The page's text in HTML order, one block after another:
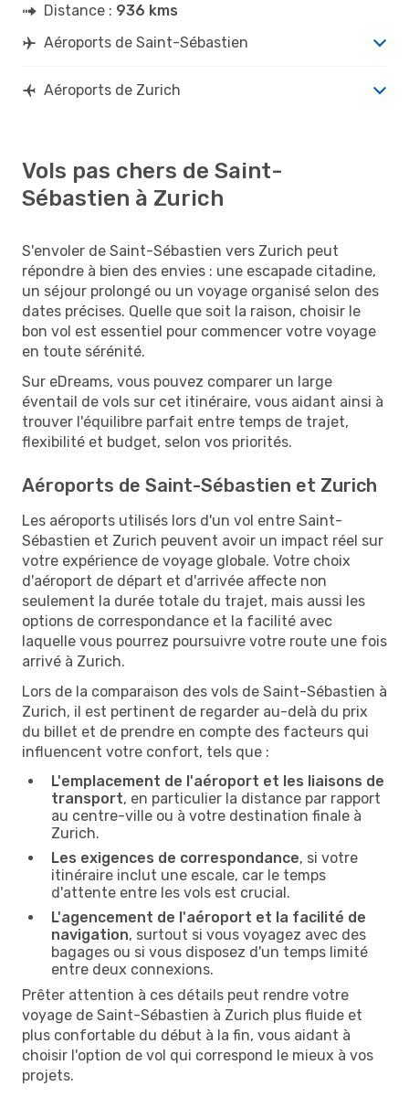
Distance : 936 kms
Aéroports de Saint-Sébastien
Aéroports de Zurich
Vols pas chers de Saint-
Sébastien à Zurich
S'envoler de Saint-Sébastien vers Zurich peut
répondre à bien des envies : une escapade citadine,
un séjour prolongé ou un voyage organisé selon des
dates précises. Quelle que soit la raison, choisir le
bon vol est essentiel pour commencer votre voyage
en toute sérénité.
Sur eDreams, vous pouvez comparer un large
éventail de vols sur cet itinéraire, vous aidant ainsi à
trouver l'équilibre parfait entre temps de trajet,
flexibilité et budget, selon vos priorités.
Aéroports de Saint-Sébastien et Zurich
Les aéroports utilisés lors d'un vol entre Saint-
Sébastien et Zurich peuvent avoir un impact réel sur
votre expérience de voyage globale. Votre choix
d'aéroport de départ et d'arrivée affecte non
seulement la durée totale du trajet, mais aussi les
options de correspondance et la facilité avec
laquelle vous pourrez poursuivre votre route une fois
arrivé à Zurich.
Lors de la comparaison des vols de Saint-Sébastien à
Zurich, il est pertinent de regarder au-delà du prix
du billet et de prendre en compte des facteurs qui
influencent votre confort, tels que :
L'emplacement de l'aéroport et les liaisons de
transport, en particulier la distance par rapport
au centre-ville ou à votre destination finale à
Zurich.
Les exigences de correspondance, si votre
itinéraire inclut une escale, car le temps
d'attente entre les vols est crucial.
L'agencement de l'aéroport et la facilité de
navigation, surtout si vous voyagez avec des
bagages ou si vous disposez d'un temps limité
entre deux connexions.
Prêter attention à ces détails peut rendre votre
voyage de Saint-Sébastien à Zurich plus fluide et
plus confortable du début à la fin, vous aidant à
choisir l'option de vol qui correspond le mieux à vos
projets.